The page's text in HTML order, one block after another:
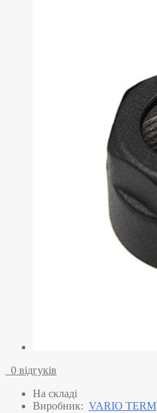
0 відгуків
На складі
Виробник: VARIO TERM